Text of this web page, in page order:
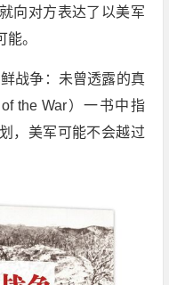
向对方表达了以美军
。
战争：未曾透露的真
the War）一书中指
，美军可能不会越过